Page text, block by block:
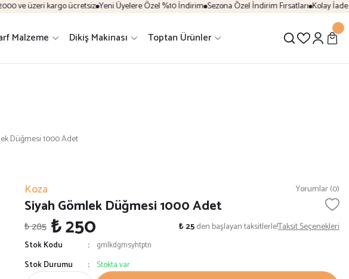
ve üzeri kargo ücretsiz Yeni Üyelere Özel %10 İndirim Sezona Özel İndirim Fırsatları Kolay İade
Malzeme Dikiş Makinası Toptan Ürünler
Düğmesi 1000 Adet
Koza Yorumlar (0)
Siyah Gömlek Düğmesi 1000 Adet
₺ 285 ₺ 250 ₺ 25den başlayan taksitlerle!Taksit Seçenekleri
Stok Kodu
gmlkdgmsyhtptn
Stok Durumu
Stokta var